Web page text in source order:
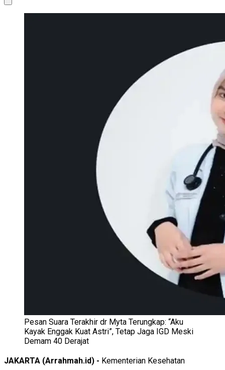
Pesan Suara Terakhir dr Myta Terungkap: “Aku
Kayak Enggak Kuat Astri”, Tetap Jaga IGD Meski
Demam 40 Derajat
JAKARTA (Arrahmah.id) - Kementerian Kesehatan